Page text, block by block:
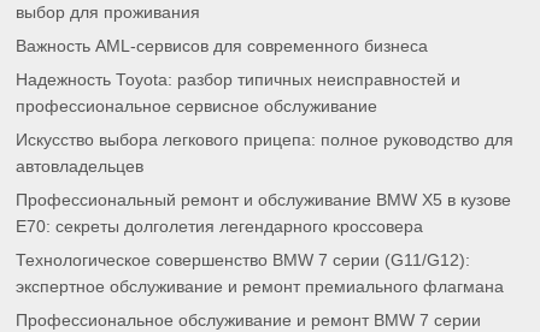
выбор для проживания
Важность AML-сервисов для современного бизнеса
Надежность Toyota: разбор типичных неисправностей и
профессиональное сервисное обслуживание
Искусство выбора легкового прицепа: полное руководство для
автовладельцев
Профессиональный ремонт и обслуживание BMW X5 в кузове
E70: секреты долголетия легендарного кроссовера
Технологическое совершенство BMW 7 серии (G11/G12):
экспертное обслуживание и ремонт премиального флагмана
Профессиональное обслуживание и ремонт BMW 7 серии